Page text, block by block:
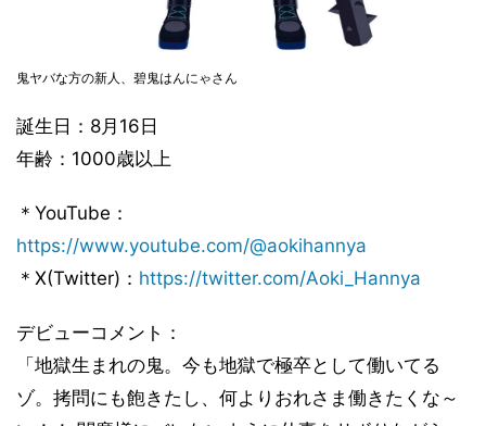
鬼ヤバな方の新人、碧鬼はんにゃさん
誕生日：8月16日
年齢：1000歳以上
＊YouTube：
https://www.youtube.com/@aokihannya
＊X(Twitter)： https://twitter.com/Aoki_Hannya
デビューコメント：
「地獄生まれの鬼。今も地獄で極卒として働いてる
ゾ。拷問にも飽きたし、何よりおれさま働きたくな～